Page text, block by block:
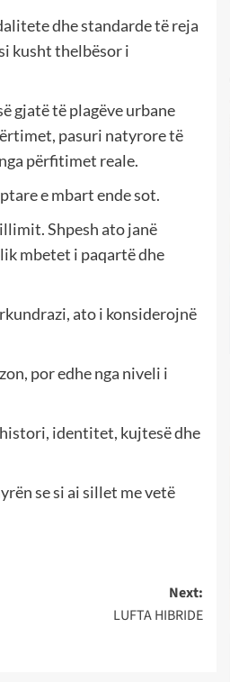
dhe standarde të reja
kusht thelbësor i
gjatë të plagëve urbane
pasuri natyrore të
përfitimet reale.
e mbart ende sot.
Shpesh ato janë
mbetet i paqartë dhe
ato i konsiderojnë
por edhe nga niveli i
identitet, kujtesë dhe
se si ai sillet me vetë
Next:
LUFTA HIBRIDE